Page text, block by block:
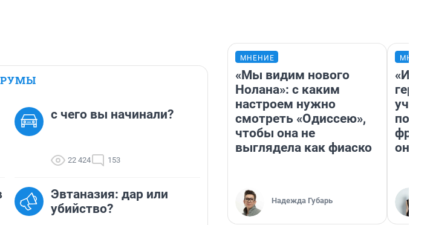
с чего вы начинали?
22 424 153
Эвтаназия: дар или
убийство?
МНЕНИЕ
«Мы видим нового
Нолана»: с каким
настроем нужно
смотреть «Одиссею»,
чтобы она не
выглядела как фиаско
Надежда Губарь
учит
она